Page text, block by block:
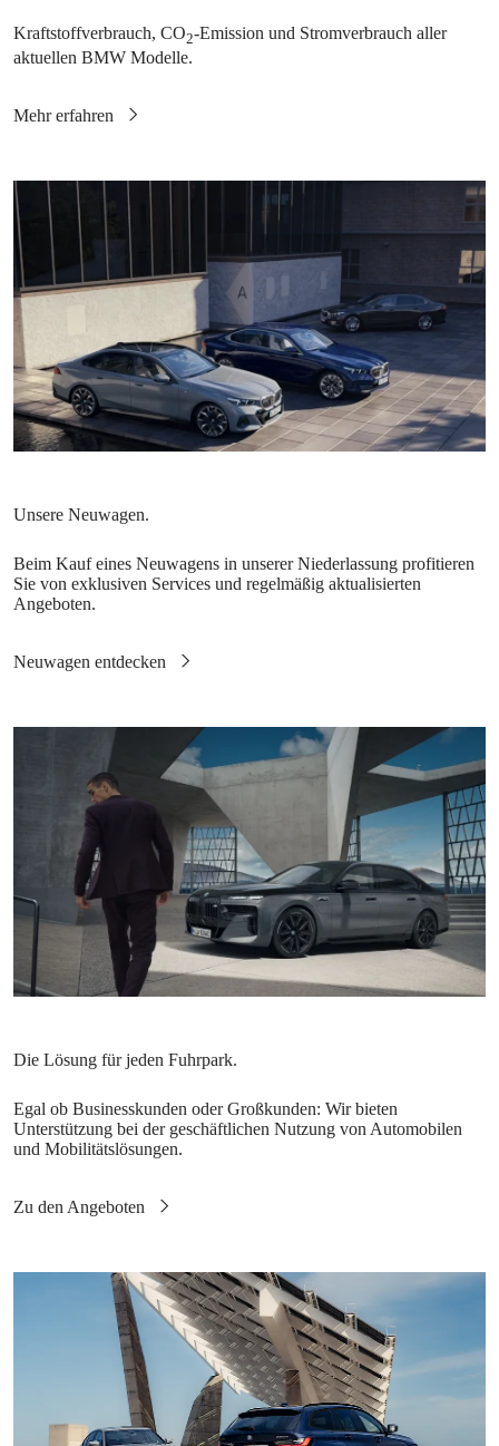
Kraftstoffverbrauch, CO2-Emission und Stromverbrauch aller
aktuellen BMW Modelle.
Beim Kauf eines Neuwagens in unserer Niederlassung profitieren
Sie von exklusiven Services und regelmäßig aktualisierten
Angeboten.
Egal ob Businesskunden oder Großkunden: Wir bieten
Unterstützung bei der geschäftlichen Nutzung von Automobilen
und Mobilitätslösungen.